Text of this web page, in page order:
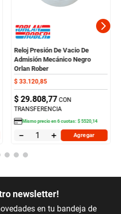
Reloj Presión De Vacio De
Admisión Mecánico Negro
Orlan Rober
$ 33.120,85
$ 29.808,77 CON
TRANSFERENCIA
Mismo precio en6cuotas:$ 5520 14
＋
－ Agregar
newsletter!
en tu bandeja de